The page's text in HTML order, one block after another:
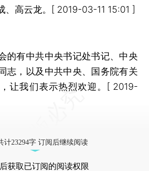
、高云龙。[ 2019-03-11 15:01 ]
有中共中央书记处书记、中央
志，以及中共中央、国务院有关
让我们表示热烈欢迎。[ 2019-
计23294字 订阅后继续阅读
后获取已订阅的阅读权限